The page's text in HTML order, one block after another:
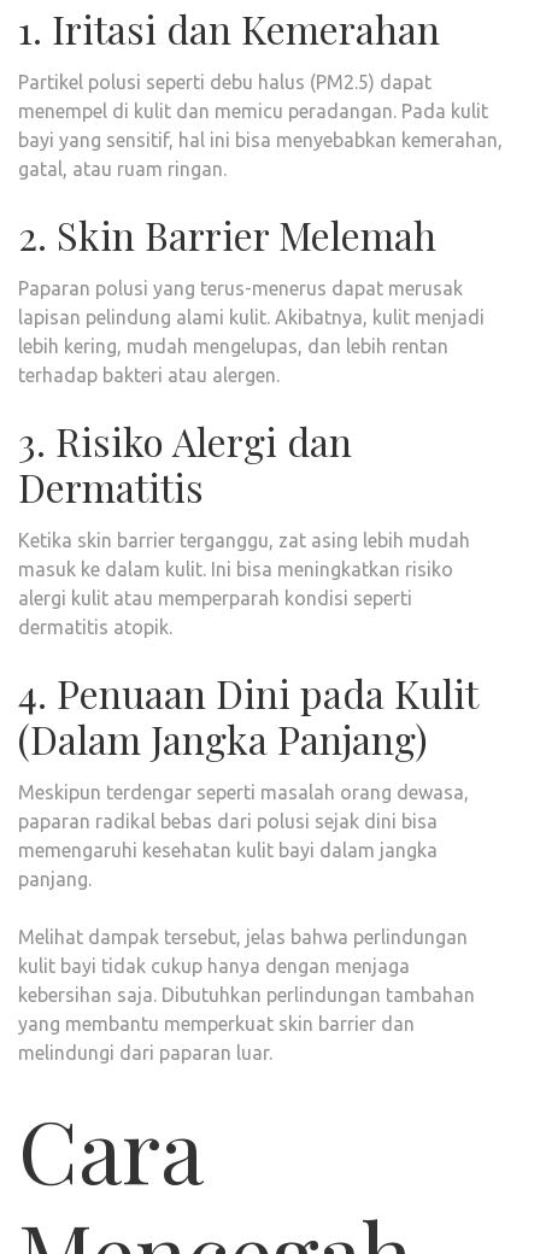
1. Iritasi dan Kemerahan
Partikel polusi seperti debu halus (PM2.5) dapat
menempel di kulit dan memicu peradangan. Pada kulit
bayi yang sensitif, hal ini bisa menyebabkan kemerahan,
gatal, atau ruam ringan.
2. Skin Barrier Melemah
Paparan polusi yang terus-menerus dapat merusak
lapisan pelindung alami kulit. Akibatnya, kulit menjadi
lebih kering, mudah mengelupas, dan lebih rentan
terhadap bakteri atau alergen.
3. Risiko Alergi dan
Dermatitis
Ketika skin barrier terganggu, zat asing lebih mudah
masuk ke dalam kulit. Ini bisa meningkatkan risiko
alergi kulit atau memperparah kondisi seperti
dermatitis atopik.
4. Penuaan Dini pada Kulit
(Dalam Jangka Panjang)
Meskipun terdengar seperti masalah orang dewasa,
paparan radikal bebas dari polusi sejak dini bisa
memengaruhi kesehatan kulit bayi dalam jangka
panjang.
Melihat dampak tersebut, jelas bahwa perlindungan
kulit bayi tidak cukup hanya dengan menjaga
kebersihan saja. Dibutuhkan perlindungan tambahan
yang membantu memperkuat skin barrier dan
melindungi dari paparan luar.
Cara